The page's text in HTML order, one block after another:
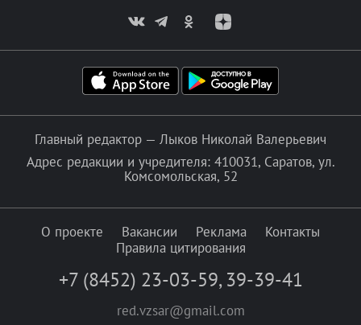
Главный редактор — Лыков Николай Валерьевич
Адрес редакции и учредителя: 410031, Саратов, ул.
Комсомольская, 52
О проекте Вакансии Реклама
Контакты
Правила цитирования
+7 (8452) 23-03-59, 39-39-41
red.vzsar@gmail.com